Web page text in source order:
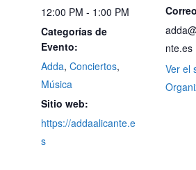
12:00 PM - 1:00 PM
Categorías de
Evento:
Adda, Conciertos,
Música
Sitio web:
https://addaalicante.e
s
nte.es
Ver el